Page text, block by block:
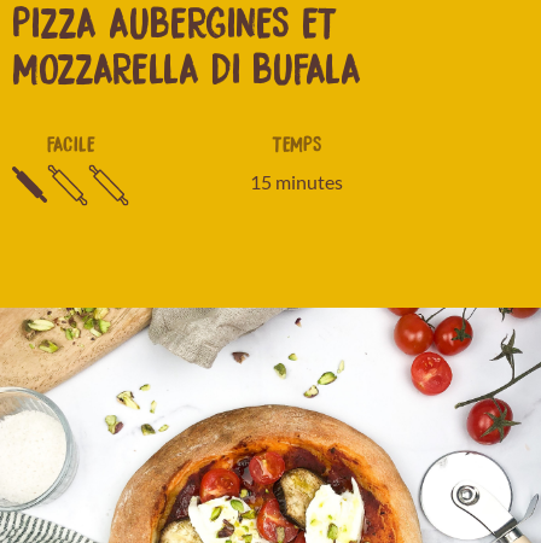
PIZZA AUBERGINES ET
MOZZARELLA DI BUFALA
FACILE TEMPS
15 minutes